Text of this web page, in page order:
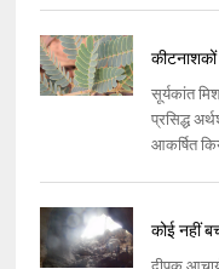
सूर्यकांत
प्रसिद्ध
आकर्षित
कोई नहीं